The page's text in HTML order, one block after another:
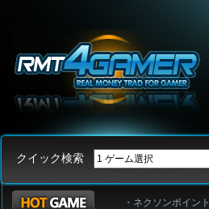
クイック検索
・ネクソンポイント